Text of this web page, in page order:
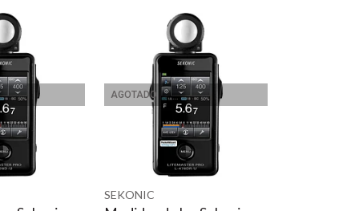
de 40°
del PC o sin cables
debajo de 5 EV
precisión de una décima parada
AGOTADO
SEKONIC